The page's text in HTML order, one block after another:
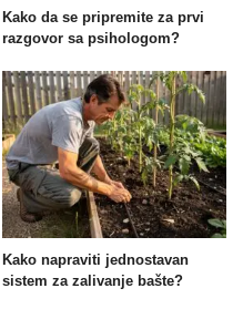
Kako da se pripremite za prvi
razgovor sa psihologom?
Kako napraviti jednostavan
sistem za zalivanje bašte?